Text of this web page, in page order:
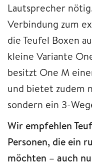
Lautsprecher
Verbindung zum
die Teufel Boxen
kleine Variante
besitzt One M
und bietet zudem
sondern ein 3-
Wir empfehlen
Personen, die ein
möchten – auch